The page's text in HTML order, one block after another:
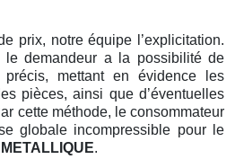
prix, notre équipe l’explicitation.
le demandeur a la possibilité de
précis, mettant en évidence les
pièces, ainsi que d’éventuelles
cette méthode, le consommateur
globale incompressible pour le
.